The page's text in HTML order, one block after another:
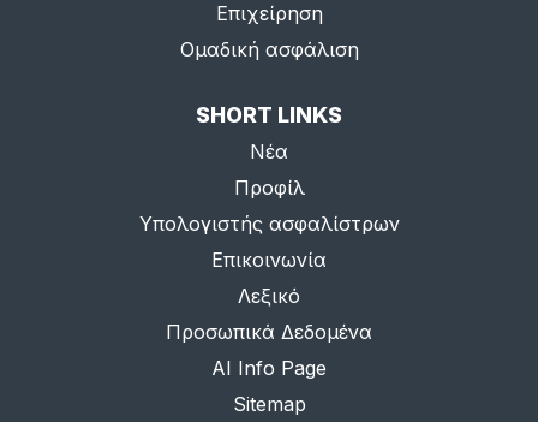
Επιχείρηση
Ομαδική ασφάλιση
SHORT LINKS
Νέα
Προφίλ
Υπολογιστής ασφαλίστρων
Επικοινωνία
Λεξικό
Προσωπικά Δεδομένα
AI Info Page
Sitemap